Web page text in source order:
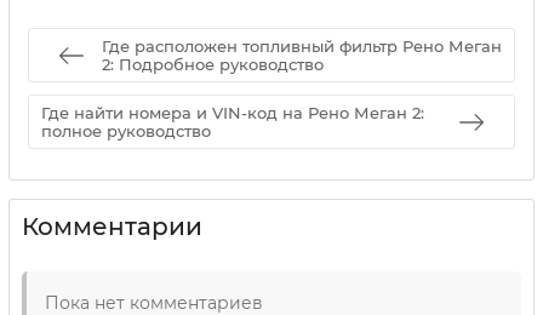
Где расположен топливный фильтр Рено Меган
2: Подробное руководство
Где найти номера и VIN-код на Рено Меган 2:
полное руководство
Комментарии
Пока нет комментариев